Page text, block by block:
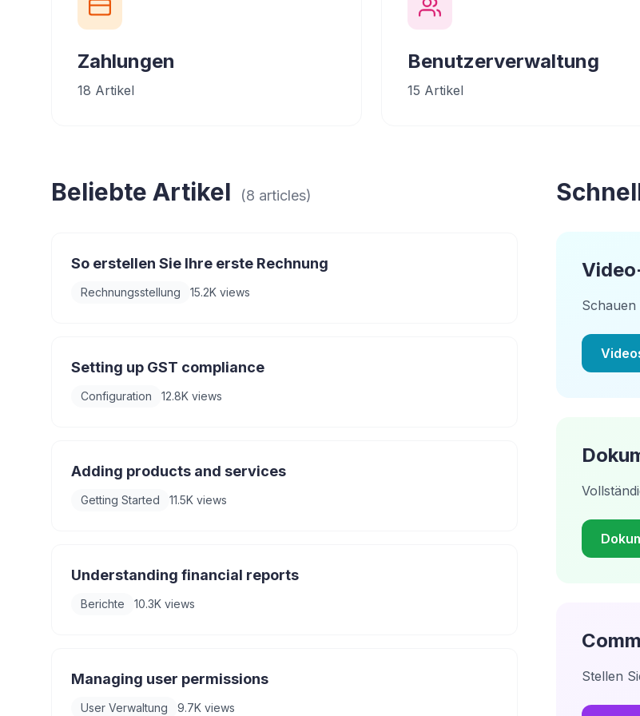
Zahlungen
18 Artikel
Benutzerverwaltung
15 Artikel
Beliebte Artikel (8 articles)
So erstellen Sie Ihre erste Rechnung
Rechnungsstellung 15.2K views
Setting up GST compliance
Configuration 12.8K views
Adding products and services
Getting Started 11.5K views
Understanding financial reports
Berichte 10.3K views
Managing user permissions
User Verwaltung 9.7K views
Stellen